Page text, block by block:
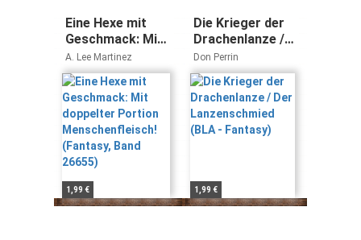
Eine Hexe mit
Geschmack: Mit
doppelter
Portion
Menschenfleisch!
(Fantasy, Band
26655)
A. Lee Martinez
1,99 €
Die Krieger der
Drachenlanze /
Der
Lanzenschmied
(BLA - Fantasy)
Don Perrin
1,99 €